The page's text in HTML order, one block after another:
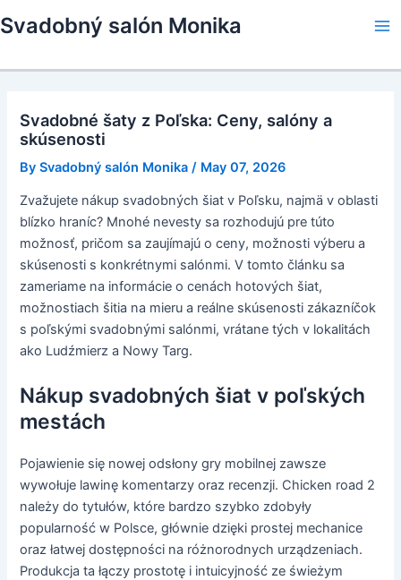
to
Svadobný salón Monika
Svadobné šaty z Poľska: Ceny, salóny a
skúsenosti
BySvadobný salón Monika / May 07, 2026
Zvažujete nákup svadobných šiat v Poľsku, najmä v oblasti
blízko hraníc? Mnohé nevesty sa rozhodujú pre túto
možnosť, pričom sa zaujímajú o ceny, možnosti výberu a
skúsenosti s konkrétnymi salónmi. V tomto článku sa
zameriame na informácie o cenách hotových šiat,
možnostiach šitia na mieru a reálne skúsenosti zákazníčok
s poľskými svadobnými salónmi, vrátane tých v lokalitách
ako Ludźmierz a Nowy Targ.
Nákup svadobných šiat v poľských
mestách
Pojawienie się nowej odsłony gry mobilnej zawsze
wywołuje lawinę komentarzy oraz recenzji. Chicken road 2
należy do tytułów, które bardzo szybko zdobyły
popularność w Polsce, głównie dzięki prostej mechanice
oraz łatwej dostępności na różnorodnych urządzeniach.
Produkcja ta łączy prostotę i intuicyjność ze świeżym